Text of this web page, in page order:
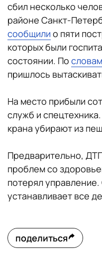
сбил несколько
районе Санкт-
сообщили о пяти
которых были
состоянии. По словам
пришлось
На место прибыли
служб и
крана убирают из
Предварительно,
проблем со
потерял
устанавливает все
поделиться